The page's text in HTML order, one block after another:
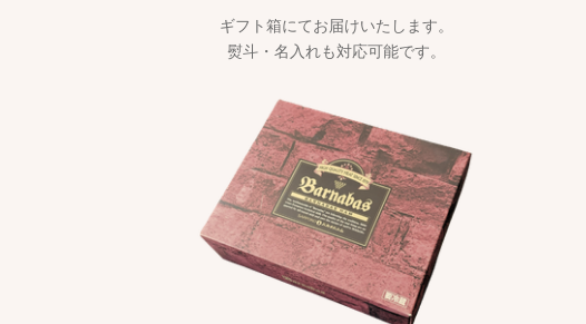
ギフト箱にてお届けいたします。
熨斗・名入れも対応可能です。